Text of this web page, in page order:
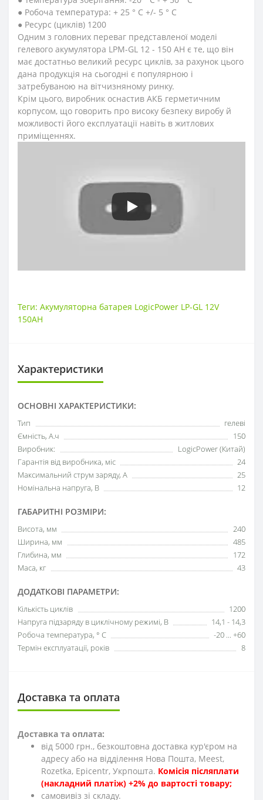
● Робоча температура: + 25 ° С +/- 5 ° С
● Ресурс (циклів) 1200
Одним з головних переваг представленої моделі
гелевого акумулятора LPM-GL 12 - 150 AH є те, що він
має достатньо великий ресурс циклів, за рахунок цього
дана продукція на сьогодні є популярною і
затребуваною на вітчизняному ринку.
Крім цього, виробник оснастив АКБ герметичним
корпусом, що говорить про високу безпеку виробу й
можливості його експлуатації навіть в житлових
приміщеннях.
Теги: Акумуляторна батарея LogicPower LP-GL 12V
150AH
Характеристики
ОСНОВНІ ХАРАКТЕРИСТИКИ:
Тип
гелеві
Ємність, А.ч
150
Виробник:
LogicPower (Китай)
Гарантія від виробника, міс
24
Максимальний струм заряду, А
25
Номінальна напруга, В
12
ГАБАРИТНІ РОЗМІРИ:
Висота, мм
240
Ширина, мм
485
Глибина, мм
172
Маса, кг
43
ДОДАТКОВІ ПАРАМЕТРИ:
Кількість циклів
1200
Напруга підзаряду в циклічному режимі, В
14,1 - 14,3
Робоча температура, ° С
-20 ... +60
Термін експлуатації, років
8
Доставка та оплата
Доставка та оплата:
від 5000 грн., безкоштовна доставка кур'єром на
адресу або на відділення Нова Пошта, Meest,
Rozetka, Epicentr, Укрпошта. Комісія післяплати
(накладний платіж) +2% до вартості товару;
cамовивіз зі складу.